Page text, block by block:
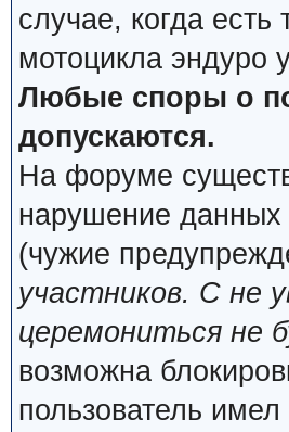
случае, когда
мотоцикла эндуро
Любые споры о
допускаются.
На форуме
нарушение данных
(чужие
участников. С не
церемониться не
возможна
пользователь